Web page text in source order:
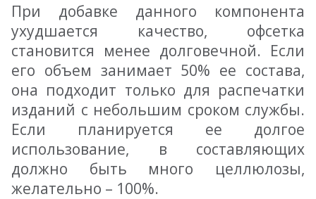
При добавке данного компонента
ухудшается качество, офсетка
становится менее долговечной. Если
его объем занимает 50% ее состава,
она подходит только для распечатки
изданий с небольшим сроком службы.
Если планируется ее долгое
использование, в составляющих
должно быть много целлюлозы,
желательно – 100%.